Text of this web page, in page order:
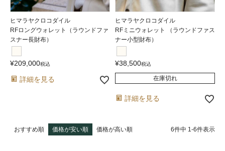
ヒマラヤクロコダイル
RFロングウォレット（ラウンドファ
スナー長財布）
¥209,000税込
詳細を見る
ヒマラヤクロコダイル
RFミニウォレット （ラウンドファス
ナー小型財布）
¥38,500税込
在庫切れ
詳細を見る
おすすめ順 価格が安い順 価格が高い順 6件中 1 -6件表示